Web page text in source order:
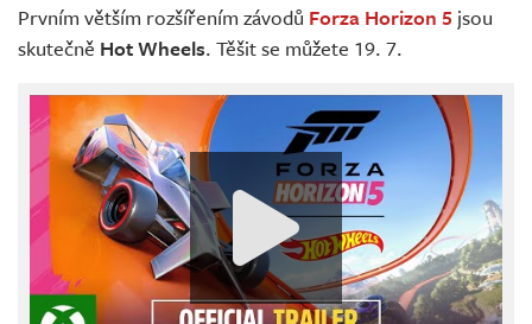
Prvním větším rozšířením závodů Forza Horizon 5 jsou
skutečně Hot Wheels. Těšit se můžete 19. 7.